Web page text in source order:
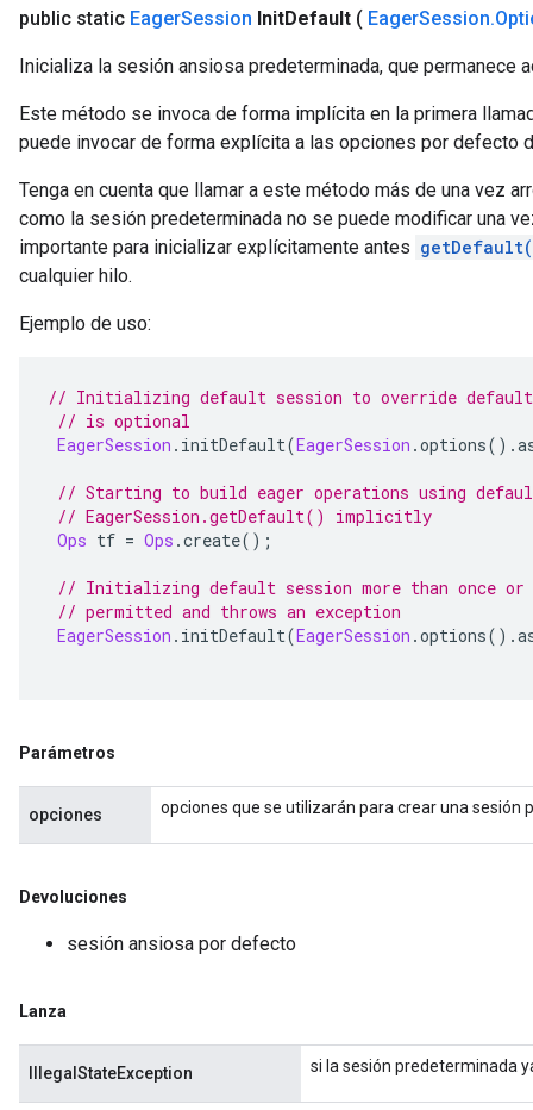
public static EagerSession InitDefault ( EagerSession.
Inicializa la sesión ansiosa predeterminada, que permanece
Este método se invoca de forma implícita en la primera
puede invocar de forma explícita a las opciones por defecto
Tenga en cuenta que llamar a este método más de una vez
como la sesión predeterminada no se puede modificar una
importante para inicializar explícitamente antes
cualquier hilo.
Ejemplo de uso:
// Initializing default session to override
// is optional
EagerSession . initDefault(EagerSession .options().
// Starting to build eager operations using
// EagerSession.getDefault() implicitly
Ops tf = Ops .create();
// Initializing default session more than once
// permitted and throws an exception
EagerSession . initDefault(EagerSession .options().
Parámetros
opciones opciones que se utilizarán para crear una sesión
Devoluciones
sesión ansiosa por defecto
Lanza
IllegalStateException si la sesión predeterminada